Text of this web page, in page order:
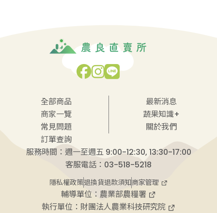
全部商品
最新消息
商家一覽
蔬果知識+
常見問題
關於我們
訂單查詢
服務時間：週一至週五 9:00-12:30, 13:30-17:00
客服電話：03-518-5218
隱私權政策退換貨退款須知商家管理
輔導單位： 農業部農糧署
執行單位： 財團法人農業科技研究院